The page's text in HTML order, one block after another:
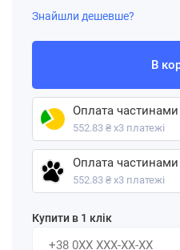
Знайшли дешевше?
В
Оплата частинами
552.83 ₴ х3 платежі
Оплата частинами
552.83 ₴ х3 платежі
Купити в 1 клік